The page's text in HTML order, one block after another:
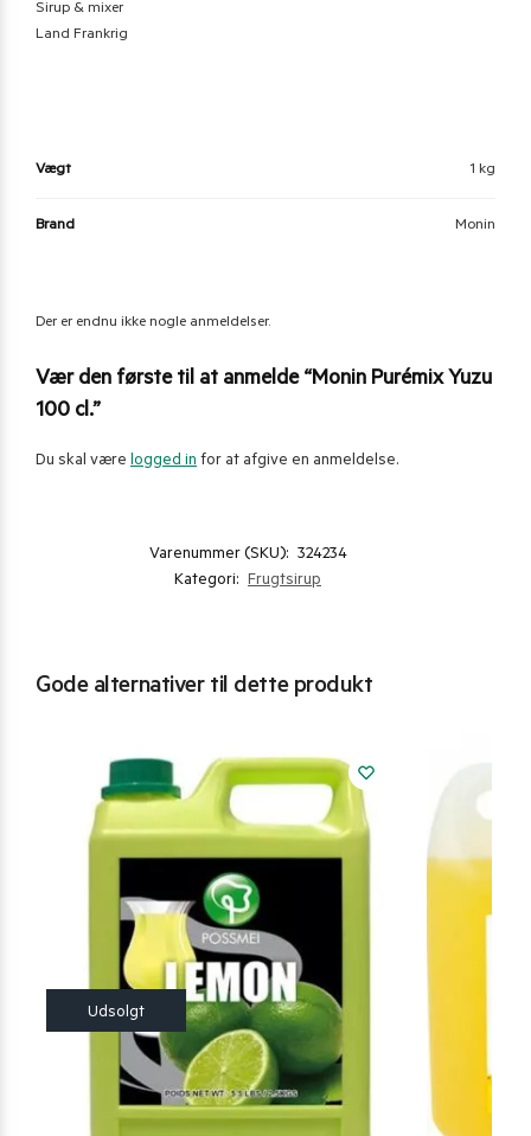
Sirup & mixer
Land Frankrig
Vægt 1 kg
Brand Monin
Der er endnu ikke nogle anmeldelser.
Vær den første til at anmelde “Monin Purémix Yuzu
100 cl.”
Du skal være logged in for at afgive en anmeldelse.
Varenummer (SKU): 324234
Kategori: Frugtsirup
Gode alternativer til dette produkt